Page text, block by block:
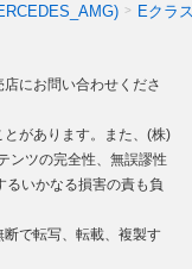
Eクラ
にお問い合わせくださ
があります。また、(株)
ンツの完全性、無誤謬性
るいかなる損害の責も負
で転写、転載、複製す